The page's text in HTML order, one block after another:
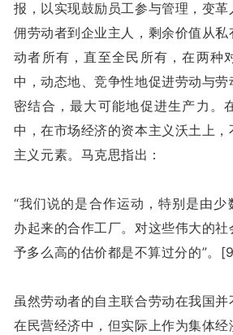
报，以实现鼓励员工参与管理，变
佣劳动者到企业主人，剩余价值从
动者所有，直至全民所有，在两种
中，动态地、竞争性地促进劳动与
密结合，最大可能地促进生产力。
中，在市场经济的资本主义沃土上
主义元素。马克思指出：
“我们说的是合作运动，特别是由少
办起来的合作工厂。对这些伟大的
予多么高的估价都是不算过分的”。
虽然劳动者的自主联合劳动在我国
在民营经济中，但实际上作为集体